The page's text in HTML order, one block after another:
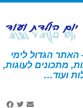
האתר הגדול לימי
מתכונים לעוגות,
ועוד…